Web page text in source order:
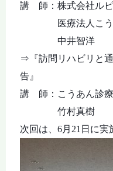
講 師：株式会社ル
医療法人こう
中井智洋
⇒『訪問リハビリと
告』
講 師：こうあん診
竹村真樹
次回は、 6月 21 日に実